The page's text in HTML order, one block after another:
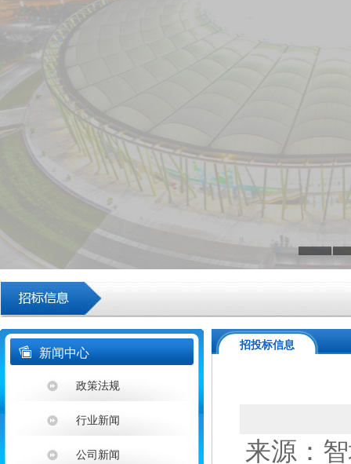
新闻中心
政策法规
行业新闻
公司新闻
招投标信息
来源：